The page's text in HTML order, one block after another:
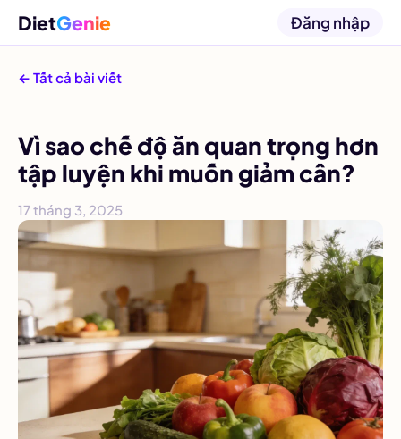
DietGenie Đăng nhập
← Tất cả bài viết
Vì sao chế độ ăn quan trọng hơn
tập luyện khi muốn giảm cân?
17 tháng 3, 2025